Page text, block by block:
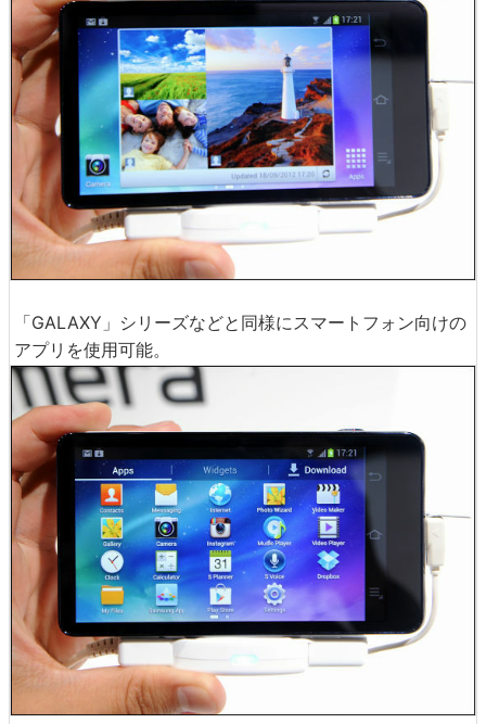
「GALAXY」シリーズなどと同様にスマートフォン向けの
アプリを使用可能。